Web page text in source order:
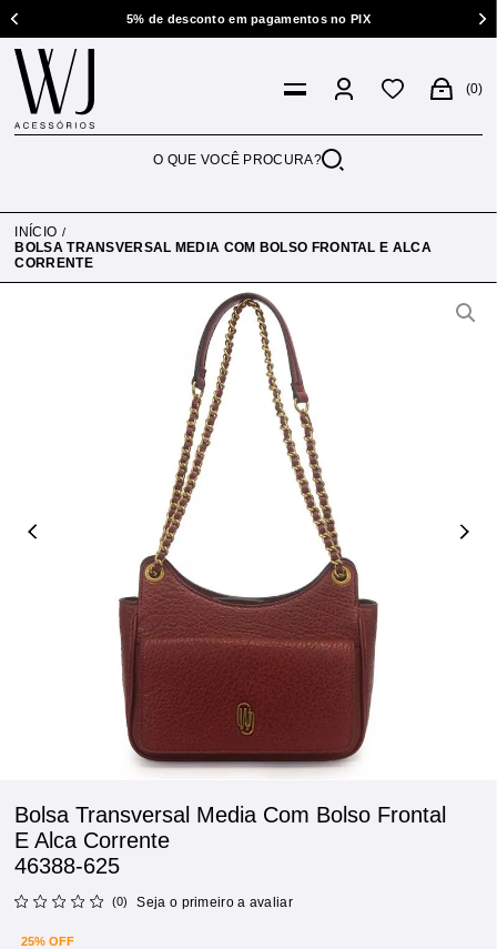
5% de desconto em pagamentos no PIX
0
INÍCIO
BOLSA TRANSVERSAL MEDIA COM BOLSO FRONTAL E ALCA
CORRENTE
Bolsa Transversal Media Com Bolso Frontal
E Alca Corrente
46388-625
(0) Seja o primeiro a avaliar
25% OFF